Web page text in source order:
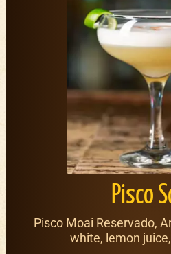
Pisco
Pisco Moai Reservado,
white, lemon